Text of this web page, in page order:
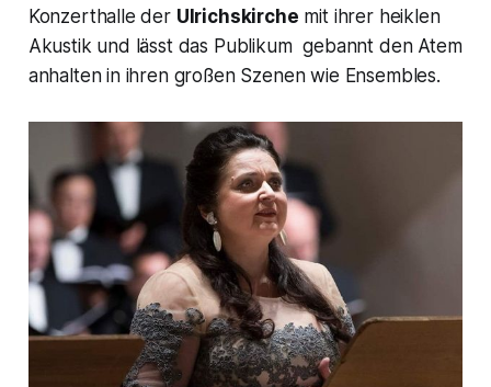
Konzerthalle der Ulrichskirche mit ihrer heiklen
Akustik und lässt das Publikum gebannt den Atem
anhalten in ihren großen Szenen wie Ensembles.